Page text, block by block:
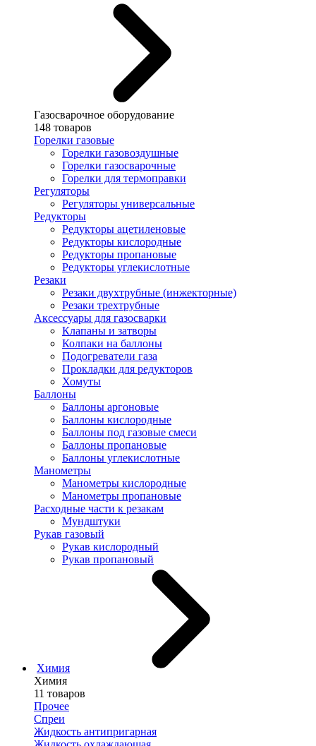
Газосварочное оборудование
148 товаров
Горелки газовые
Горелки газовоздушные
Горелки газосварочные
Горелки для термоправки
Регуляторы
Регуляторы универсальные
Редукторы
Редукторы ацетиленовые
Редукторы кислородные
Редукторы пропановые
Редукторы углекислотные
Резаки
Резаки двухтрубные (инжекторные)
Резаки трехтрубные
Аксессуары для газосварки
Клапаны и затворы
Колпаки на баллоны
Подогреватели газа
Прокладки для редукторов
Хомуты
Баллоны
Баллоны аргоновые
Баллоны кислородные
Баллоны под газовые смеси
Баллоны пропановые
Баллоны углекислотные
Манометры
Манометры кислородные
Манометры пропановые
Расходные части к резакам
Мундштуки
Рукав газовый
Рукав кислородный
Рукав пропановый
Химия
Химия
11 товаров
Прочее
Спреи
Жидкость антипригарная